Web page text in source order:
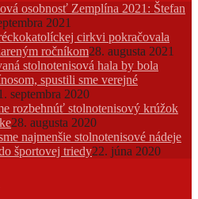
osobnosť Zemplína 2021: Štefan
2021
cirkvi pokračovala
ročníkom28. augusta 2021
stolnotenisová hala by bola
spustili sme verejné
septembra 2020
rozbehnúť stolnotenisový krúžok
28. augusta 2020
najmenšie stolnotenisové nádeje
športovej triedy22. júna 2020